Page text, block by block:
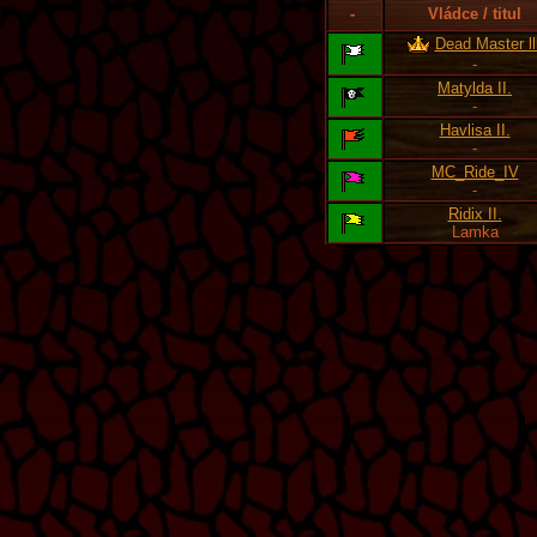
-
Vládce / titul
Dead Master
-
Matylda II.
-
Havlisa II.
-
MC_Ride_IV
-
Ridix II.
Lamka